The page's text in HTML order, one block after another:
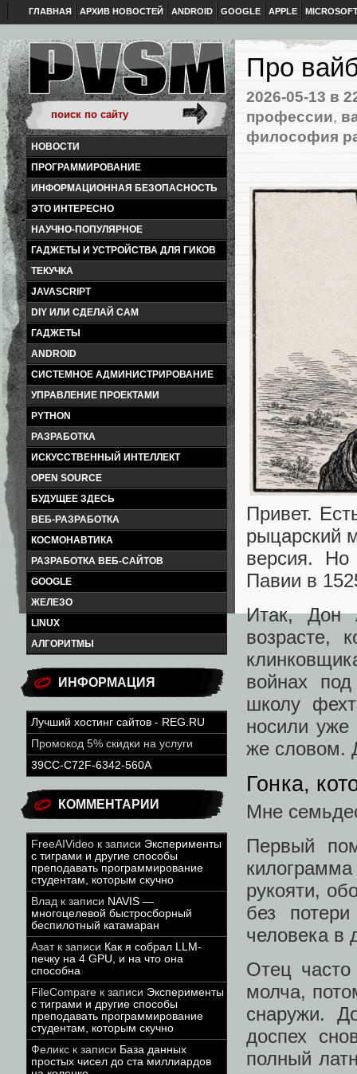
ГЛАВНАЯ АРХИВ НОВОСТЕЙ ANDROID GOOGLE APPLE
НОВОСТИ
ПРОГРАММИРОВАНИЕ
ИНФОРМАЦИОННАЯ БЕЗОПАСНОСТЬ
ЭТО ИНТЕРЕСНО
НАУЧНО-ПОПУЛЯРНОЕ
ГАДЖЕТЫ И УСТРОЙСТВА ДЛЯ ГИКОВ
ТЕКУЧКА
JAVASCRIPT
DIY ИЛИ СДЕЛАЙ САМ
ГАДЖЕТЫ
ANDROID
СИСТЕМНОЕ АДМИНИСТРИРОВАНИЕ
УПРАВЛЕНИЕ ПРОЕКТАМИ
PYTHON
РАЗРАБОТКА
ИСКУССТВЕННЫЙ ИНТЕЛЛЕКТ
OPEN SOURCE
БУДУЩЕЕ ЗДЕСЬ
ВЕБ-РАЗРАБОТКА
КОСМОНАВТИКА
РАЗРАБОТКА ВЕБ-САЙТОВ
GOOGLE
ЖЕЛЕЗО
LINUX
АЛГОРИТМЫ
ИНФОРМАЦИЯ
Лучший хостинг сайтов - REG.RU
Промокод 5% скидки на услуги
39CC-C72F-6342-560A
КОММЕНТАРИИ
FreeAIVideo к записи Эксперименты
с тиграми и другие способы
преподавать программирование
студентам, которым скучно
Влад к записи NAVIS —
многоцелевой быстросборный
беспилотный катамаран
Азатк записи Как я собрал LLM-
печку на 4 GPU, и на что она
способна
FileCompare к записи Эксперименты
с тиграми и другие способы
преподавать программирование
студентам, которым скучно
Феликс к записи База данных
простых чисел до ста миллиардов
Про
2026-05-13 в
профессии,
философия
Привет.
рыцарский
версия.
Павии в
Итак, Дон
возрасте,
войнах
школу
носили уже
же словом.
Гонка,
Мне
Первый
рукояти,
без
человека в
Отец
молча,
снаружи.
доспех
полный